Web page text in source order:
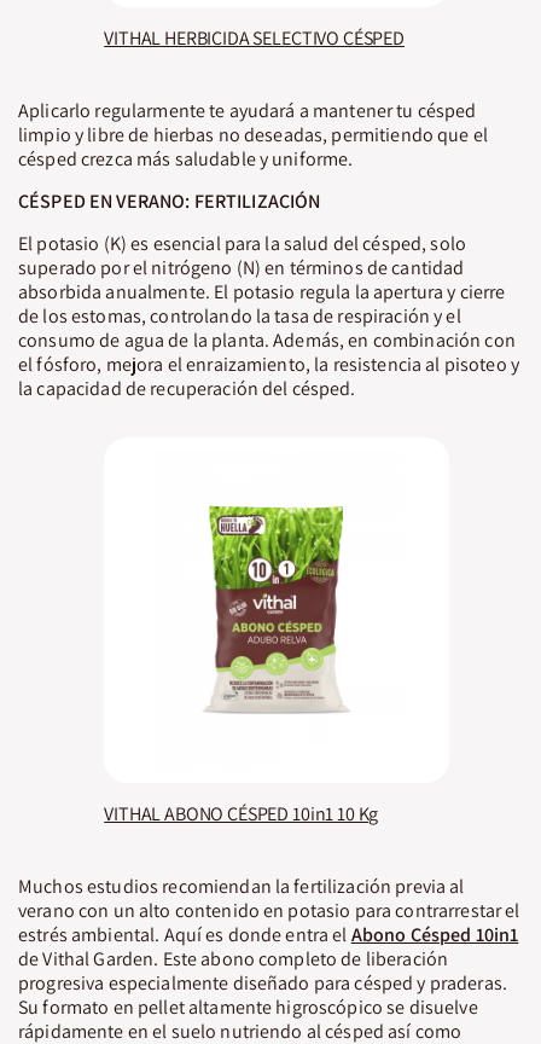
VITHAL HERBICIDA SELECTIVO CÉSPED
Aplicarlo regularmente te ayudará a mantener tu césped
limpio y libre de hierbas no deseadas, permitiendo que el
césped crezca más saludable y uniforme.
CÉSPED EN VERANO: FERTILIZACIÓN
El potasio (K) es esencial para la salud del césped, solo
superado por el nitrógeno (N) en términos de cantidad
absorbida anualmente. El potasio regula la apertura y cierre
de los estomas, controlando la tasa de respiración y el
consumo de agua de la planta. Además, en combinación con
el fósforo, mejora el enraizamiento, la resistencia al pisoteo y
la capacidad de recuperación del césped.
VITHAL ABONO CÉSPED 10in1 10 Kg
Muchos estudios recomiendan la fertilización previa al
verano con un alto contenido en potasio para contrarrestar el
estrés ambiental. Aquí es donde entra elAbono Césped 10in1
de Vithal Garden. Este abono completo de liberación
progresiva especialmente diseñado para césped y praderas.
Su formato en pellet altamente higroscópico se disuelve
rápidamente en el suelo nutriendo al césped así como